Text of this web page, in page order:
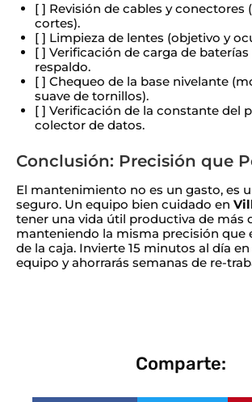
[ ] Revisión de cables y conectores
cortes).
[ ] Limpieza de lentes (objetivo y
[ ] Verificación de carga de
respaldo.
[ ] Chequeo de la base nivelante
suave de tornillos).
[ ] Verificación de la constante del
colector de datos.
Conclusión: Precisión que
El mantenimiento no es un gasto, es
seguro. Un equipo bien cuidado en
tener una vida útil productiva de más
manteniendo la misma precisión que
de la caja. Invierte 15 minutos al día
equipo y ahorrarás semanas de re-
Comparte: